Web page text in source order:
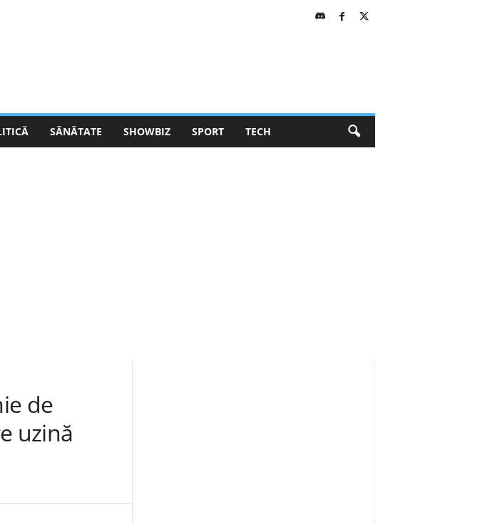
SĂNĂTATE SHOWBIZ SPORT TECH
de
uzină